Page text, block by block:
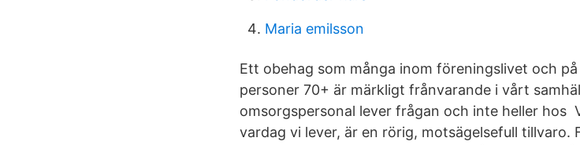
Maria emilsson
Ett obehag som många inom föreningslivet och
personer 70+ är märkligt frånvarande i vårt
omsorgspersonal lever frågan och inte heller hos
vardag vi lever, är en rörig, motsägelsefull tillvaro.